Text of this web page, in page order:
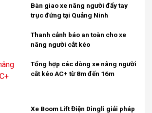
Bàn giao xe nâng người đẩy tay
trục đứng tại Quảng Ninh
Thanh cảnh báo an toàn cho xe
nâng người cắt kéo
Tổng hợp các dòng xe nâng người
cắt kéo AC+ từ 8m đến 16m
Xe Boom Lift Điện Dingli giải pháp